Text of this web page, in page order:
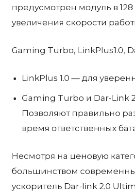
предусмотрен модуль в
увеличения скорости
Gaming Turbo, LinkPlus1.0,
LinkPlus 1.0 — для
Gaming Turbo и Dar-Link
Позволяют правильно
время ответственных
Несмотря на ценовую
большинством
ускоритель Dar-link 2.0